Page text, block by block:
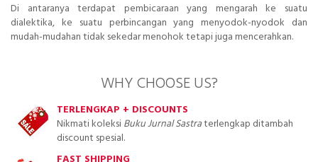
Di antaranya terdapat pembicaraan yang mengarah ke suatu
dialektika, ke suatu perbincangan yang menyodok-nyodok dan
mudah-mudahan tidak sekedar menohok tetapi juga mencerahkan.
WHY CHOOSE US?
TERLENGKAP + DISCOUNTS
Nikmati koleksiBuku Jurnal Sastraterlengkap ditambah
discount spesial.